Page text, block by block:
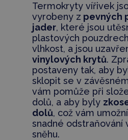
Termokryty vířivek
vyrobeny z pevných
jader, které jsou
plastových
vlhkost, a jsou
vinylových krytů.
postaveny tak, aby
sklopit se v
vám pomůže při
dolů, a aby byly
dolů, což vám umožní
snadné odstraňování
sněhu.